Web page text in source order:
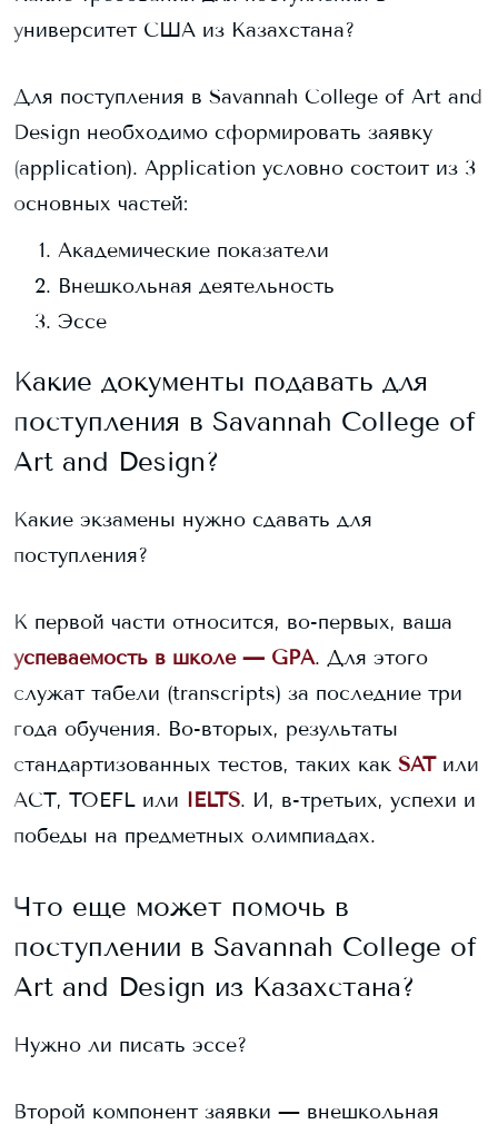
университет США из Казахстана?
Для поступления в Savannah College of Art and
Design необходимо сформировать заявку
(application). Application условно состоит из 3
основных частей:
Академические показатели
Внешкольная деятельность
Эссе
Какие документы подавать для
поступления в Savannah College of
Art and Design?
Какие экзамены нужно сдавать для
поступления?
К первой части относится, во-первых, ваша
успеваемость в школе — GPA. Для этого
служат табели (transcripts) за последние три
года обучения. Во-вторых, результаты
стандартизованных тестов, таких как SAT или
ACT, TOEFL или IELTS. И, в-третьих, успехи и
победы на предметных олимпиадах.
Что еще может помочь в
поступлении в Savannah College of
Art and Design из Казахстана?
Нужно ли писать эссе?
Второй компонент заявки — внешкольная